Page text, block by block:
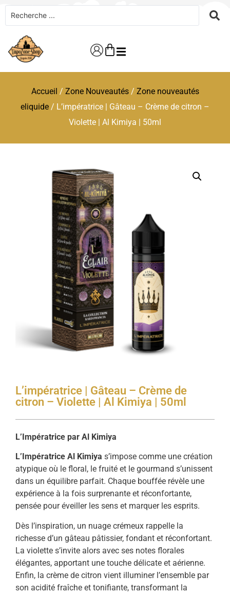
Accueil / Zone Nouveautés/ Zone nouveautés
eliquide / L’impératrice | Gâteau – Crème de citron –
Violette | Al Kimiya | 50ml
L’impératrice | Gâteau – Crème de
citron – Violette | Al Kimiya | 50ml
L’Impératrice par Al Kimiya
L’Impératrice Al Kimiya s’impose comme une création
atypique où le floral, le fruité et le gourmand s’unissent
dans un équilibre parfait. Chaque bouffée révèle une
expérience à la fois surprenante et réconfortante,
pensée pour éveiller les sens et marquer les esprits.
Dès l’inspiration, un nuage crémeux rappelle la
richesse d’un gâteau pâtissier, fondant et réconfortant.
La violette s’invite alors avec ses notes florales
élégantes, apportant une touche délicate et aérienne.
Enfin, la crème de citron vient illuminer l’ensemble par
son acidité fraîche et tonifiante, transformant la